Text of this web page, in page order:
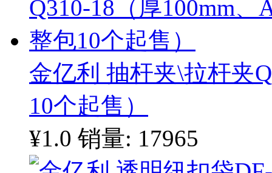
金亿利 抽杆夹\拉杆夹
10个起售）
¥1.0 销量: 17965